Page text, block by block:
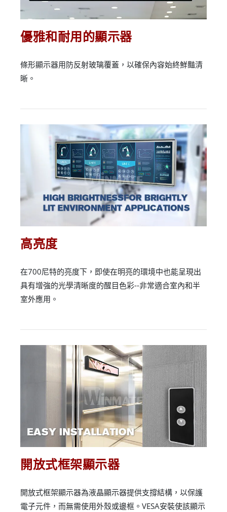
優雅和耐用的顯示器
條形顯示器用防反射玻璃覆蓋，以確保內容始終鮮豔清
晰。
高亮度
在700尼特的亮度下，即使在明亮的環境中也能呈現出
具有增強的光學清晰度的醒目色彩--非常適合室內和半
室外應用。
開放式框架顯示器
開放式框架顯示器為液晶顯示器提供支撐結構，以保護
電子元件，而無需使用外殼或邊框。VESA安裝使該顯示